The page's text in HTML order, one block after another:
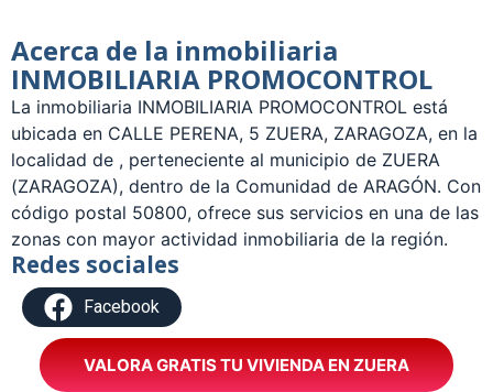
Acerca de la inmobiliaria
INMOBILIARIA PROMOCONTROL
La inmobiliaria INMOBILIARIA PROMOCONTROL está
ubicada en CALLE PERENA, 5 ZUERA, ZARAGOZA, en la
localidad de , perteneciente al municipio de ZUERA
(ZARAGOZA), dentro de la Comunidad de ARAGÓN. Con
código postal 50800, ofrece sus servicios en una de las
zonas con mayor actividad inmobiliaria de la región.
Redes sociales
Facebook
VALORA GRATIS TU VIVIENDA EN ZUERA